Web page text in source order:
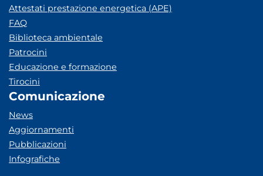
Attestati prestazione energetica (APE)
FAQ
Biblioteca ambientale
Patrocini
Educazione e formazione
Tirocini
Comunicazione
News
Aggiornamenti
Pubblicazioni
Infografiche